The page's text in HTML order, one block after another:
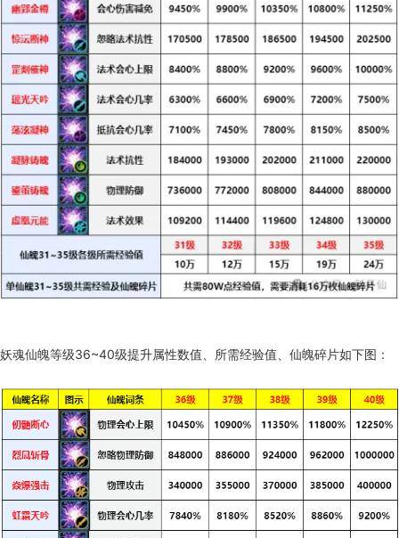
妖魂仙魄等级36~40级提升属性数值、所需经验值、仙魄碎片如下图：